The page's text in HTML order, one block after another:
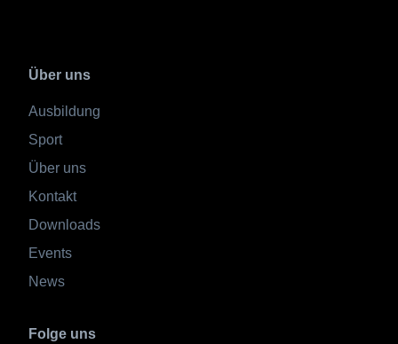
Über uns
Ausbildung
Sport
Über uns
Kontakt
Downloads
Events
News
Folge uns